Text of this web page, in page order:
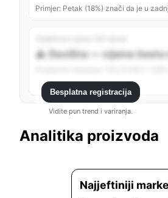
Primjer: Petak (18%) znači da je u
⚠️ Oscilira — cijena često
Besplatna registracija
Vidite pun trend i variranja.
Analitika proizvoda
Najjeftiniji